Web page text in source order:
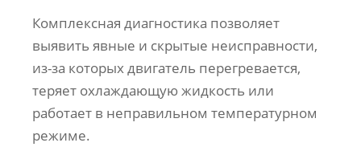
Комплексная диагностика позволяет
выявить явные и скрытые неисправности,
из-за которых двигатель перегревается,
теряет охлаждающую жидкость или
работает в неправильном температурном
режиме.